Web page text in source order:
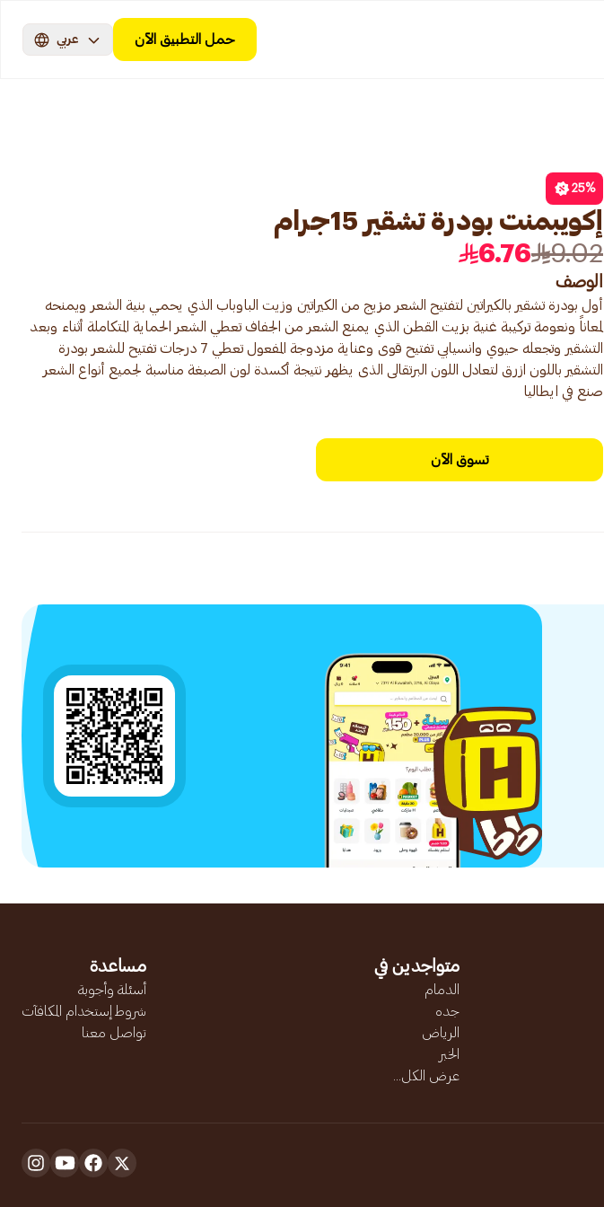
حمل التطبيق الآن عربي
25%
إكويبمنت بودرة تشقير 15جرام
9.02
6.76
الوصف
أول بودرة تشقير بالكيراتين لتفتيح الشعر مزيج من الكيراتين وزيت الباوباب الذي يحمي بنية الشعر ويمنحه
لمعاناً ونعومة تركيبة غنية بزيت القطن الذي يمنع الشعر من الجفاف تعطي الشعر الحماية المتكاملة أثناء وبعد
التشقير وتجعله حيوي وانسيابي تفتيح قوى وعناية مزدوجة المفعول تعطي 7 درجات تفتيح للشعر بودرة
التشقير باللون ازرق لتعادل اللون البرتقالى الذى يظهر نتيجة أكسدة لون الصبغة مناسبة لجميع أنواع الشعر
صنع في ايطاليا
تسوق الآن
متواجدين في
الدمام
جده
الرياض
الخبر
عرض الكل...
مساعدة
أسئلة وأجوبة
شروط إستخدام المكافآت
تواصل معنا